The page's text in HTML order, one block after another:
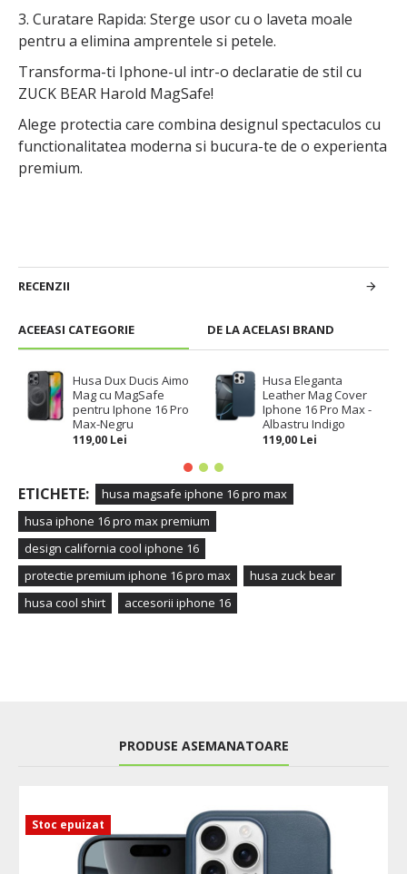
ACEEASI CATEGORIE DE LA ACELASI BRAND
Husa Dux Ducis Aimo
Mag cu MagSafe
pentru Iphone 16 Pro
Max-Negru
119,00 Lei
Husa Eleganta
Leather Mag Cover
Iphone 16 Pro Max -
Albastru Indigo
119,00 Lei
3. Curatare Rapida: Sterge usor cu o laveta moale
pentru a elimina amprentele si petele.
Transforma-ti Iphone-ul intr-o declaratie de stil cu
ZUCK BEAR Harold MagSafe!
Alege protectia care combina designul spectaculos cu
functionalitatea moderna si bucura-te de o experienta
premium.
RECENZII
ETICHETE:
husa magsafe iphone 16 pro max
husa iphone 16 pro max premium
design california cool iphone 16
protectie premium iphone 16 pro max
husa zuck bear
husa cool shirt
accesorii iphone 16
PRODUSE ASEMANATOARE
Stoc epuizat